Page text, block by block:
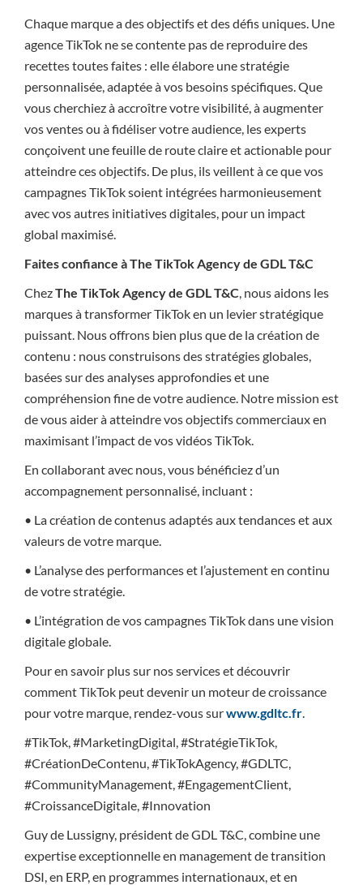
Chaque marque a des objectifs et des défis uniques. Une
agence TikTok ne se contente pas de reproduire des
recettes toutes faites : elle élabore une stratégie
personnalisée, adaptée à vos besoins spécifiques. Que
vous cherchiez à accroître votre visibilité, à augmenter
vos ventes ou à fidéliser votre audience, les experts
conçoivent une feuille de route claire et actionable pour
atteindre ces objectifs. De plus, ils veillent à ce que vos
campagnes TikTok soient intégrées harmonieusement
avec vos autres initiatives digitales, pour un impact
global maximisé.
Faites confiance à The TikTok Agency de GDL T&C
ChezThe TikTok Agency de GDL T&C, nous aidons les
marques à transformer TikTok en un levier stratégique
puissant. Nous offrons bien plus que de la création de
contenu : nous construisons des stratégies globales,
basées sur des analyses approfondies et une
compréhension fine de votre audience. Notre mission est
de vous aider à atteindre vos objectifs commerciaux en
maximisant l’impact de vos vidéos TikTok.
En collaborant avec nous, vous bénéficiez d’un
accompagnement personnalisé, incluant :
• La création de contenus adaptés aux tendances et aux
valeurs de votre marque.
• L’analyse des performances et l’ajustement en continu
de votre stratégie.
• L’intégration de vos campagnes TikTok dans une vision
digitale globale.
Pour en savoir plus sur nos services et découvrir
comment TikTok peut devenir un moteur de croissance
pour votre marque, rendez-vous surwww.gdltc.fr.
#TikTok, #MarketingDigital, #StratégieTikTok,
#CréationDeContenu, #TikTokAgency, #GDLTC,
#CommunityManagement, #EngagementClient,
#CroissanceDigitale, #Innovation
Guy de Lussigny, président de GDL T&C, combine une
expertise exceptionnelle en management de transition
DSI, en ERP, en programmes internationaux, et en